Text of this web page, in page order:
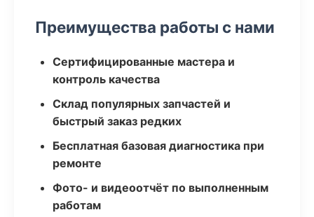
Преимущества работы с нами
Сертифицированные мастера и
контроль качества
Склад популярных запчастей и
быстрый заказ редких
Бесплатная базовая диагностика при
ремонте
Фото- и видеоотчёт по выполненным
работам